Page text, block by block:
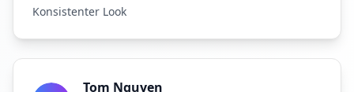
Konsistenter Look
Tom Nguyen